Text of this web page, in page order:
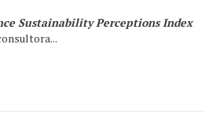
Sustainability Perceptions Index